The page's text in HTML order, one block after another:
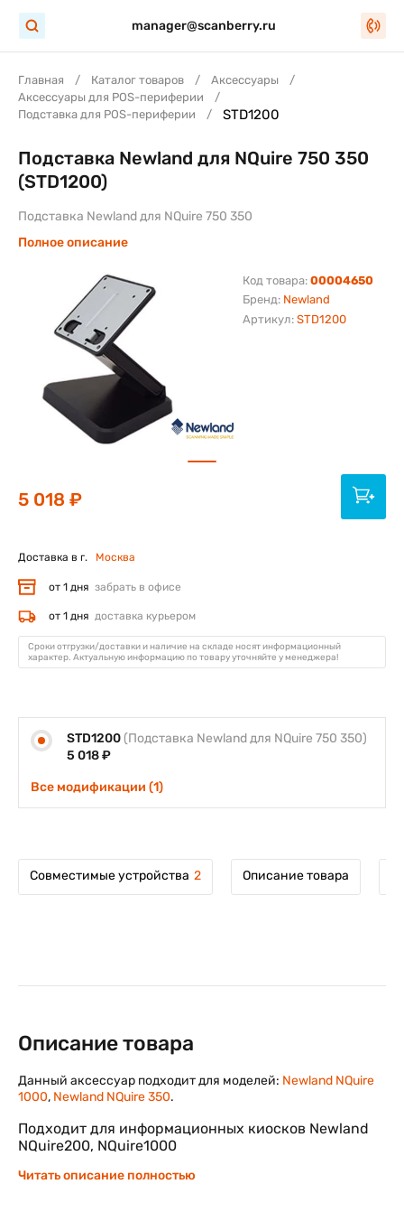
manager@scanberry.ru
Главная Каталог товаров
Аксессуары
Аксессуары для POS-периферии
Подставка для POS-периферии
STD1200
Бренд: Newland
Код товара: 00004650
Артикул: STD1200
Подставка Newland для NQuire 750 350
(STD1200)
Подставка Newland для NQuire 750 350
Полное описание
STD1200 (Подставка Newland для NQuire 750 350)
5 018 ₽
Все модификации (1)
5 018 ₽
Доставка в г. Москва
от 1 дня забрать в офисе
от 1 дня доставка курьером
Сроки отгрузки/доставки и наличие на складе носят информационный
характер. Актуальную информацию по товару уточняйте у менеджера!
Совместимые устройства 2 Описание товара
Описание товара
Данный аксессуар подходит для моделей: Newland NQuire
1000, Newland NQuire 350.
Подходит для информационных киосков Newland
NQuire200, NQuire1000
Читать описание полностью